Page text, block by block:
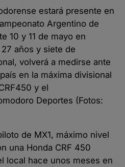
estará presente en
Argentino de
10 y 11 de mayo en
años y siete de
volverá a medirse ante
en la máxima divisional
y el
Deportes (Fotos:
de MX1, máximo nivel
una Honda CRF 450
local hace unos meses en